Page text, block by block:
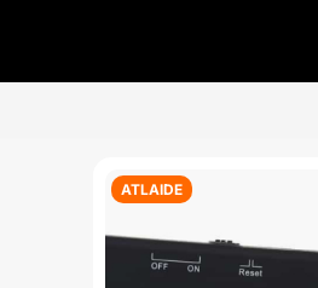
ATLAIDE